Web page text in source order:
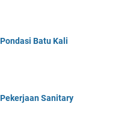
Batu Kali
Sanitary